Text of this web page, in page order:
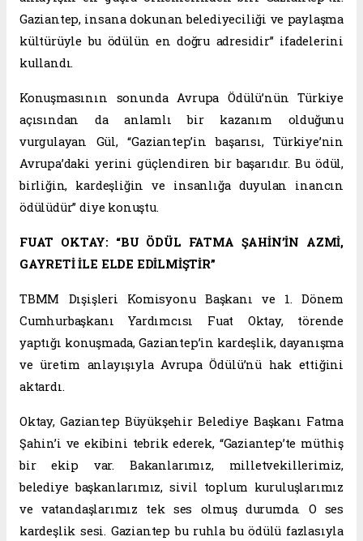
Gaziantep, insana dokunan belediyeciliği ve paylaşma
kültürüyle bu ödülün en doğru adresidir” ifadelerini
kullandı.
Konuşmasının sonunda Avrupa Ödülü’nün Türkiye
açısından da anlamlı bir kazanım olduğunu
vurgulayan Gül, “Gaziantep’in başarısı, Türkiye’nin
Avrupa’daki yerini güçlendiren bir başarıdır. Bu ödül,
birliğin, kardeşliğin ve insanlığa duyulan inancın
ödülüdür” diye konuştu.
FUAT OKTAY: “BU ÖDÜL FATMA ŞAHİN’İN AZMİ,
GAYRETİ İLE ELDE EDİLMİŞTİR”
TBMM Dışişleri Komisyonu Başkanı ve 1. Dönem
Cumhurbaşkanı Yardımcısı Fuat Oktay, törende
yaptığı konuşmada, Gaziantep’in kardeşlik, dayanışma
ve üretim anlayışıyla Avrupa Ödülü’nü hak ettiğini
aktardı.
Oktay, Gaziantep Büyükşehir Belediye Başkanı Fatma
Şahin’i ve ekibini tebrik ederek, “Gaziantep’te müthiş
bir ekip var. Bakanlarımız, milletvekillerimiz,
belediye başkanlarımız, sivil toplum kuruluşlarımız
ve vatandaşlarımız tek ses olmuş durumda. O ses
kardeşlik sesi. Gaziantep bu ruhla bu ödülü fazlasıyla